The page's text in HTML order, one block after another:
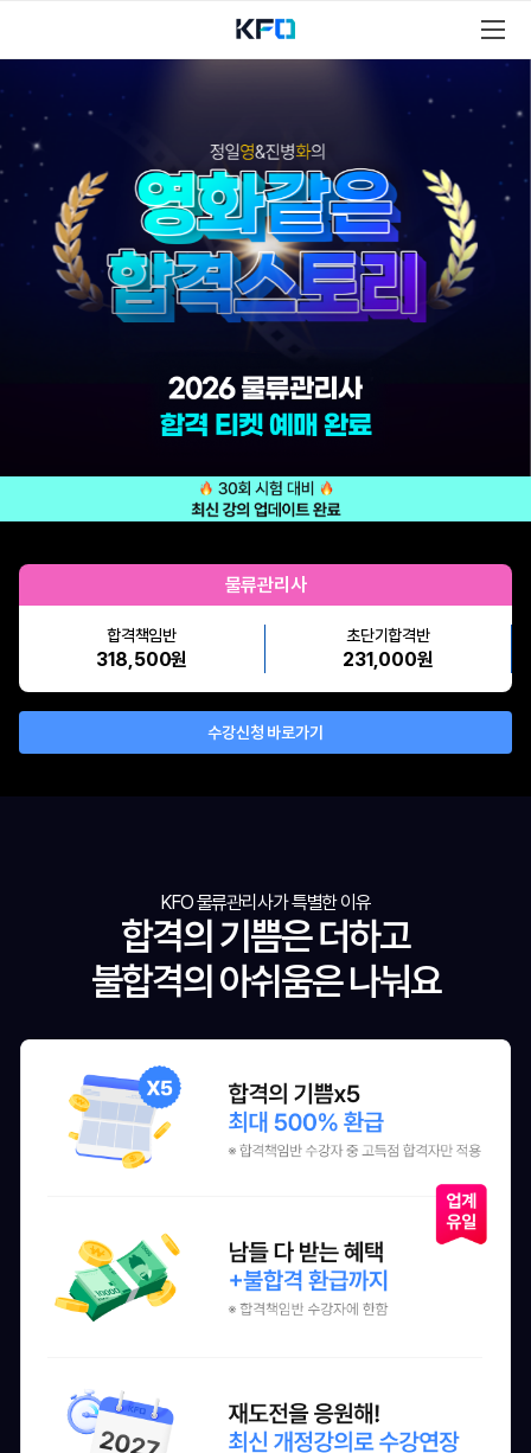
류
관
사
물류관리사
합격책임반
318,500원
초단기합격반
231,000원
수강신청 바로가기
KFO 물류관리사가 특별한 이유
합격의 기쁨은 더하고
불합격의 아쉬움은 나눠요